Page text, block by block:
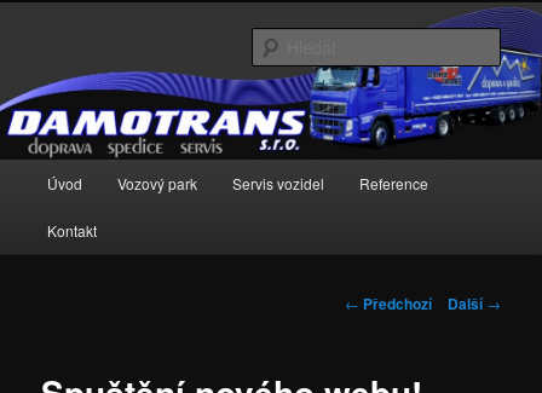
obsahu
webu
Úvod Vozový park Servis vozidel Reference
Kontakt
Navigace
← Předchozí Další→